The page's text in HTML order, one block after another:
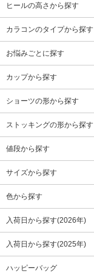
ヒールの高さから探す
カラコンのタイプから探す
お悩みごとに探す
カップから探す
ショーツの形から探す
ストッキングの形から探す
値段から探す
サイズから探す
色から探す
入荷日から探す(2026年)
入荷日から探す(2025年)
ハッピーバッグ